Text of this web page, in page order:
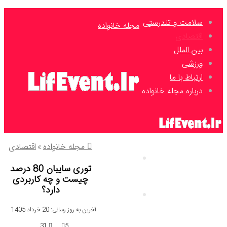
سلامت و تندرستی
اقتصادی
بین الملل
ورزشی
ارتباط با ما
درباره مجله خانواده
مجله خانواده
مجله خانواده»اقتصادی
توری سایبان 80 درصد
چیست و چه کاربردی
دارد؟
آخرین به روز رسانی: 20 خرداد 1405